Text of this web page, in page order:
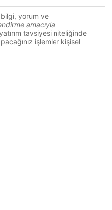
bilgi, yorum ve
amacıyla
tavsiyesi niteliğinde
işlemler kişisel